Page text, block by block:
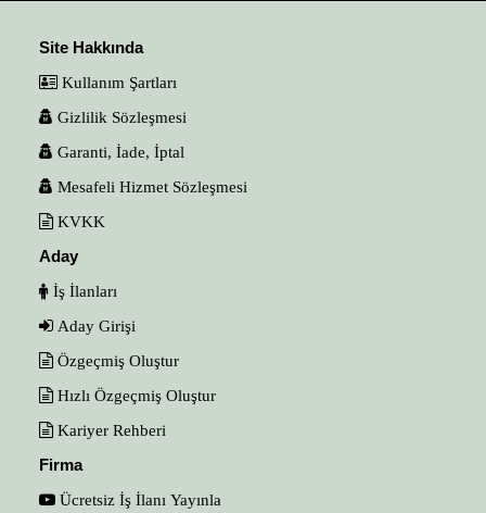
Site Hakkında
Kullanım Şartları
Gizlilik Sözleşmesi
Garanti, İade, İptal
Mesafeli Hizmet Sözleşmesi
KVKK
Aday
İş İlanları
Aday Girişi
Özgeçmiş Oluştur
Hızlı Özgeçmiş Oluştur
Kariyer Rehberi
Firma
Ücretsiz İş İlanı Yayınla